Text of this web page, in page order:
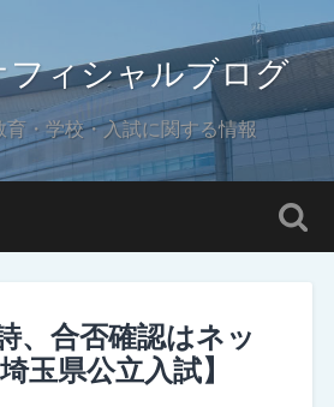
ィシャルブログ
育・学校・入試に関する情報
、合否確認はネッ
玉県公立入試】